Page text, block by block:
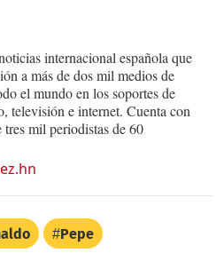
internacional española que
a más de dos mil medios de
el mundo en los soportes de
televisión e internet. Cuenta con
tres mil periodistas de 60
Pepe